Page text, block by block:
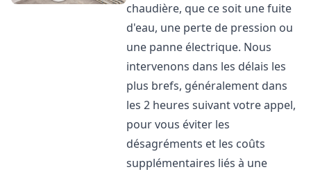
chaudière, que ce soit une fuite
d'eau, une perte de pression ou
une panne électrique. Nous
intervenons dans les délais les
plus brefs, généralement dans
les 2 heures suivant votre appel,
pour vous éviter les
désagréments et les coûts
supplémentaires liés à une